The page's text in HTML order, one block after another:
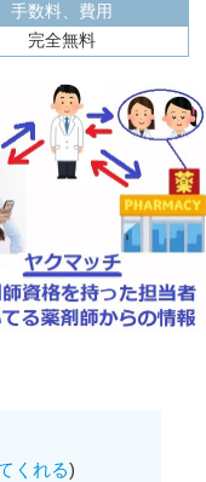
手数料、費用
完全無料
くれる)